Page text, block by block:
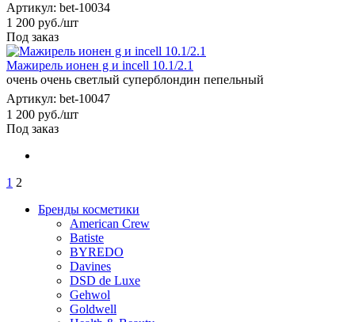
Артикул: bet-10034
1 200 руб./шт
Под заказ
Мажирель ионен g и incell 10.1/2.1
очень очень светлый суперблондин пепельный
Артикул: bet-10047
1 200 руб./шт
Под заказ
1 2
Бренды косметики
American Crew
Batiste
BYREDO
Davines
DSD de Luxe
Gehwol
Goldwell